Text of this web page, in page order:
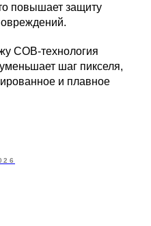
повышает защиту
COB-технология
шаг пикселя,
и плавное